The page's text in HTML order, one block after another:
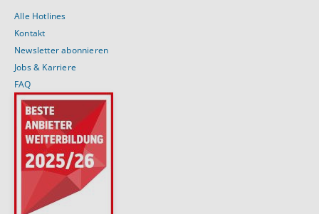
Alle Hotlines
Kontakt
Newsletter abonnieren
Jobs & Karriere
FAQ